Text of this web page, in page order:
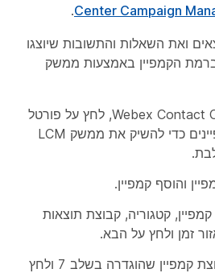
Center Campaign
.
ואת השאלות והתשובות שיוצגו
הקמפיין באמצעות ממשק
פורטל
ניהול קמפיינים כדי להשיק את ממשק LCM
והוסף קמפיין.
קמפיין, קטגוריה, קבוצת תוצאות
זמן ולחץ על הבא.
הקצה קבוצת קמפיין שהוגדרה בשלב 7 ולחץ